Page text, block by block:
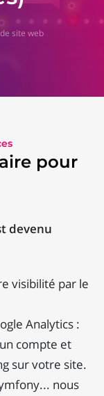
site web
pour
devenu
visibilité par le
Analytics :
compte et
sur votre site.
nous